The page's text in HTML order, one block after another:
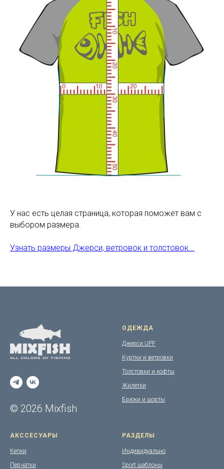
У нас есть целая страница, которая поможет вам с
выбором размера.
Узнать размеры Джерси, ветровок и толстовок...
© 2026 Mixfish
ОДЕЖДА
Джерси UPF
Куртки и ветровки
Толстовки и кофты
Жилетки
Брюки и шорты
АКССЕСУАРЫ
Кепки
Перчатки
РАЗДЕЛЫ
Индивидуально
Sport шаблоны